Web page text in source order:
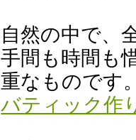
自然の中で、
手間も時間も
重なものです
バティック作